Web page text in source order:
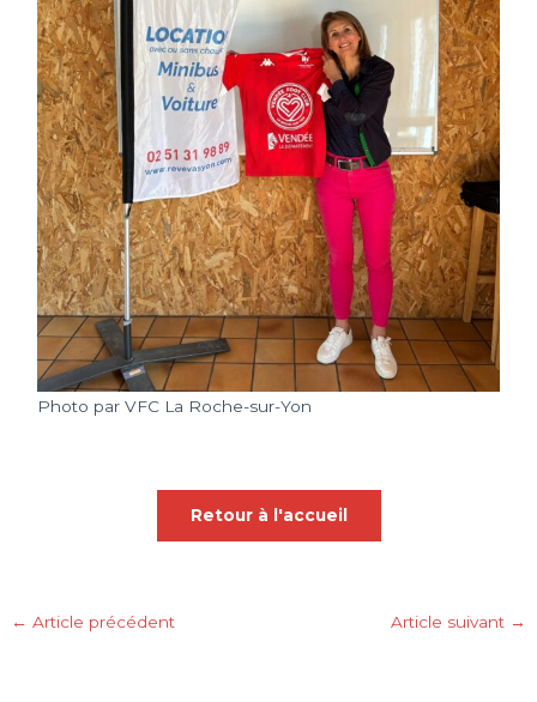
Photo par VFC La Roche-sur-Yon
Retour à l'accueil
← Article précédent Article suivant →